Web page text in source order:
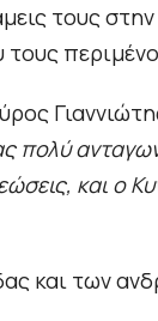
τους
πολύ
και ο
και των